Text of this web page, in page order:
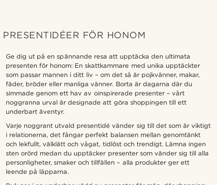
PRESENTIDÉER FÖR HONOM
Ge dig ut på en spännande resa att upptäcka den ultimata
presenten för honom: En skattkammare med unika upptäckter
som passar mannen i ditt liv – om det så är pojkvänner, makar,
fäder, bröder eller manliga vänner. Borta är dagarna där du
simmade genom ett hav av oinspirerade presenter – vårt
noggranna urval är designade att göra shoppingen till ett
underbart äventyr.
Varje noggrant utvald presentidé vänder sig till det som är viktigt
i relationerna, det fångar perfekt balansen mellan genomtänkt
och lekfullt, välklätt och vågat, tidlöst och trendigt. Lämna ingen
sten orörd medan du upptäcker presenter som vänder sig till alla
personligheter, smaker och tillfällen – alla produkter ger ett
leende på läpparna.